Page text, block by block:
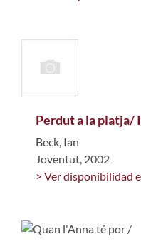
Perdut a la platja/
Beck, Ian
Joventut, 2002
> Ver disponibilidad